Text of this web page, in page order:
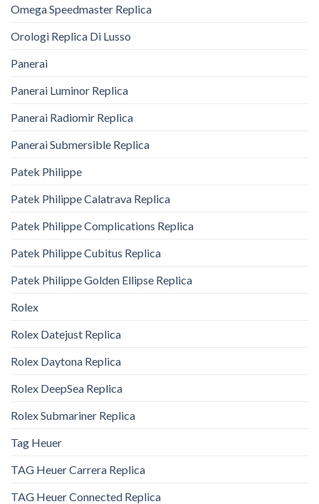
Omega Speedmaster Replica
Orologi Replica Di Lusso
Panerai
Panerai Luminor Replica
Panerai Radiomir Replica
Panerai Submersible Replica
Patek Philippe
Patek Philippe Calatrava Replica
Patek Philippe Complications Replica
Patek Philippe Cubitus Replica
Patek Philippe Golden Ellipse Replica
Rolex
Rolex Datejust Replica
Rolex Daytona Replica
Rolex DeepSea Replica
Rolex Submariner Replica
Tag Heuer
TAG Heuer Carrera Replica
TAG Heuer Connected Replica